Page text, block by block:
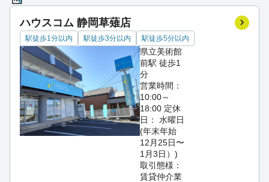
ハウスコム 静岡草薙店
駅徒歩1分以内 駅徒歩3分以内 駅徒歩5分以内
県立美術館
前駅 徒歩1
分
営業時間：
10:00～
18:00 定休
日： 水曜日
(年末年始
12月25日〜
1月3日）)
取引態様：
賃貸仲介業